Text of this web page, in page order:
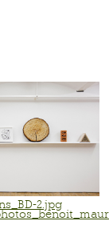
2.jpg